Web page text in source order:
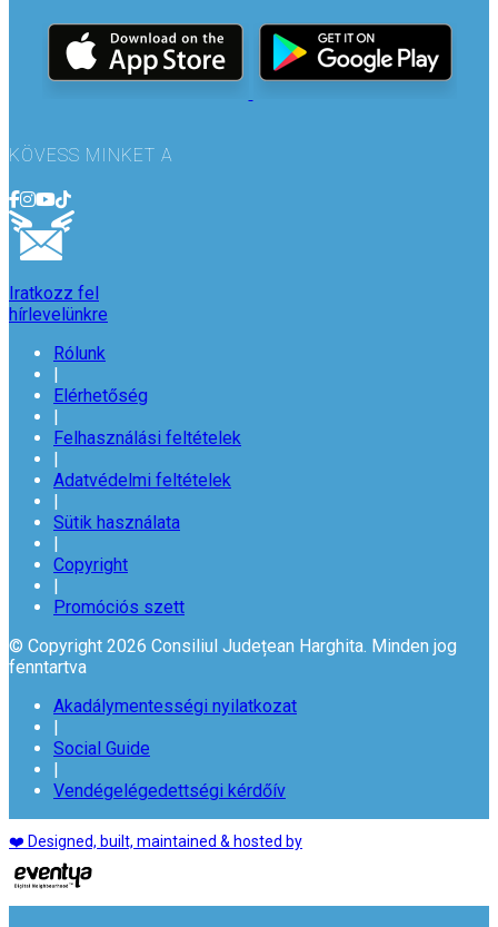
KÖVESS MINKET A
Iratkozz fel
hírlevelünkre
Rólunk
Elérhetőség
Felhasználási feltételek
Adatvédelmi feltételek
Sütik használata
Copyright
Promóciós szett
© Copyright 2026 Consiliul Județean Harghita. Minden jog
fenntartva
Akadálymentességi nyilatkozat
Social Guide
Vendégelégedettségi kérdőív
❤️ Designed, built, maintained & hosted by